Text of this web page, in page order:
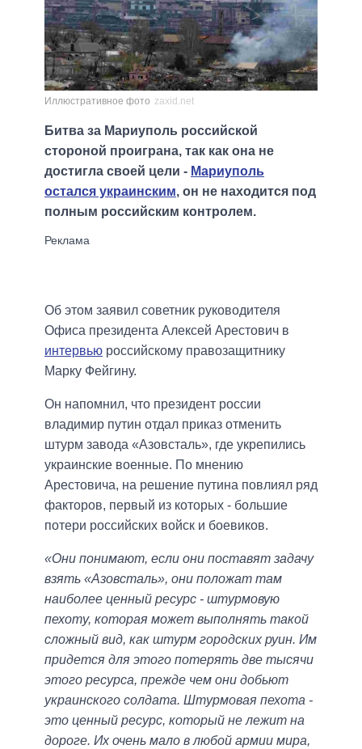
Иллюстративное фото zaxid.net
Битва за Мариуполь российской
стороной проиграна, так как она не
достигла своей цели - Мариуполь
остался украинским, он не находится под
полным российским контролем.
Об этом заявил советник руководителя
Офиса президента Алексей Арестович в
интервью российскому правозащитнику
Марку Фейгину.
Он напомнил, что президент россии
владимир путин отдал приказ отменить
штурм завода «Азовсталь», где укрепились
украинские военные. По мнению
Арестовича, на решение путина повлиял ряд
факторов, первый из которых - большие
потери российских войск и боевиков.
«Они понимают, если они поставят задачу
взять «Азовсталь», они положат там
наиболее ценный ресурс - штурмовую
пехоту, которая может выполнять такой
сложный вид, как штурм городских руин. Им
придется для этого потерять две тысячи
этого ресурса, прежде чем они добьют
украинского солдата. Штурмовая пехота -
это ценный ресурс, который не лежит на
дороге. Их очень мало в любой армии мира,